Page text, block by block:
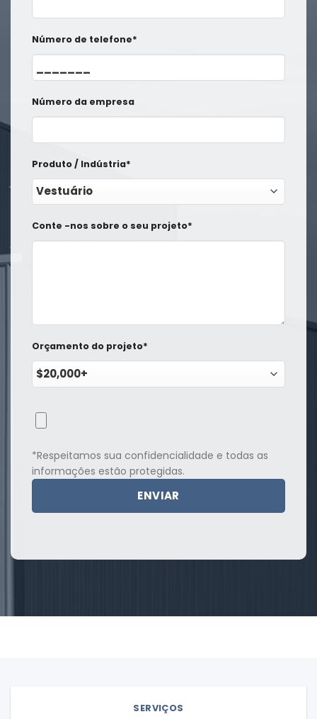
Número de telefone*
Número da empresa
Produto / Indústria*
Conte -nos sobre o seu projeto*
Orçamento do projeto*
*Respeitamos sua confidencialidade e todas as
informações estão protegidas.
SERVIÇOS